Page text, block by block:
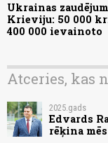
Ukrainas
Krieviju: 50 000
400 000 ievainoto
Atceries, kas
2025.gads
Edvards
rēķina